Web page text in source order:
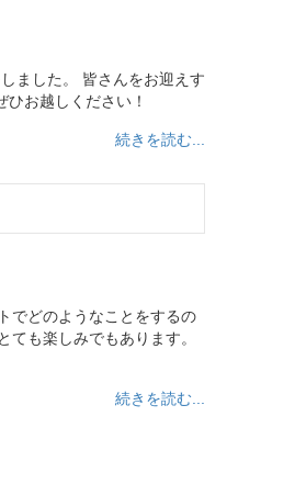
ました。 皆さんをお迎えす
お越しください！
続きを読む...
でどのようなことをするの
も楽しみでもあります。
続きを読む...